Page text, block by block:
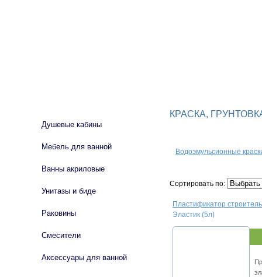
КРАСКА,
Водоэмульсионные
Сортировать по:
Плacтификaтop
Элacтик (5л)
Душевые кабины
Мебель для ванной
Ванны акриловые
Унитазы и биде
Раковины
Смесители
Аксессуары для ванной